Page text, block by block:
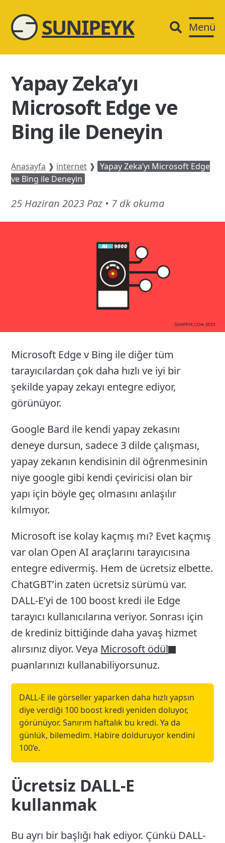
SUNIPEYK Menü
Yapay Zeka’yı
Microsoft Edge ve
Bing ile Deneyin
Anasayfa ❱ internet ❱ Yapay Zeka’yı Microsoft Edge
ve Bing ile Deneyin
25 Haziran 2023 Paz 14
Mart
• 7 dk okuma
Microsoft Edge v Bing ile diğer tüm
tarayıcılardan çok daha hızlı ve iyi bir
şekilde yapay zekayı entegre ediyor,
görünüyor.
Google Bard ile kendi yapay zekasını
deneye dursun, sadece 3 dilde çalışması,
yapay zekanın kendisinin dil öğrenmesinin
niye google gibi kendi çeviricisi olan bir
yapı için böyle geç olmasını anlaşılır
kılmıyor.
Microsoft ise kolay kaçmış mı? Evet kaçmış
var olan Open AI araçlarını tarayıcısına
entegre edivermiş. Hem de ücretsiz elbette.
ChatGBT’in zaten ücretsiz sürümü var.
DALL-E’yi de 100 boost kredi ile Edge
tarayıcı kullanıcılarına veriyor. Sonrası için
de krediniz bittiğinde daha yavaş hizmet
alırsınız diyor. Veya Microsoft ödül
puanlarınızı kullanabiliyorsunuz.
DALL-E ile görseller yaparken daha hızlı yapsın
diye verdiği 100 boost kredi yeniden doluyor,
görünüyor. Sanırım haftalık bu kredi. Ya da
günlük, bilemedim. Habire dolduruyor kendini
100’e.
Ücretsiz DALL-E
kullanmak
Bu ayrı bir başlığı hak ediyor. Çünkü DALL-